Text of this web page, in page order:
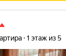
1 этаж из 5